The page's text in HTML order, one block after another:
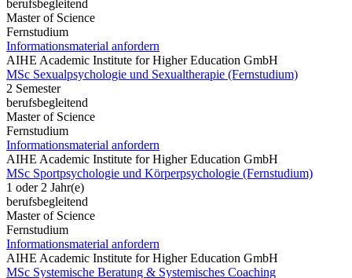
berufsbegleitend
Master of Science
Fernstudium
Informationsmaterial anfordern
AIHE Academic Institute for Higher Education GmbH
MSc Sexualpsychologie und Sexualtherapie (Fernstudium)
2 Semester
berufsbegleitend
Master of Science
Fernstudium
Informationsmaterial anfordern
AIHE Academic Institute for Higher Education GmbH
MSc Sportpsychologie und Körperpsychologie (Fernstudium)
1 oder 2 Jahr(e)
berufsbegleitend
Master of Science
Fernstudium
Informationsmaterial anfordern
AIHE Academic Institute for Higher Education GmbH
MSc Systemische Beratung & Systemisches Coaching